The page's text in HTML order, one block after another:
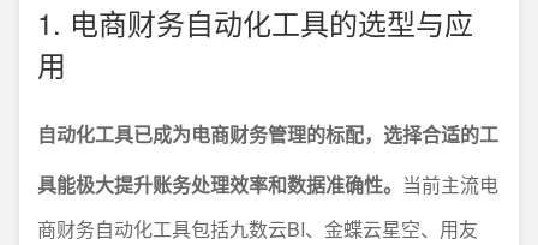
1. 电商财务自动化工具的选型与应
用
自动化工具已成为电商财务管理的标配，选择合适的工
具能极大提升账务处理效率和数据准确性。 当前主流电
商财务自动化工具包括九数云BI、金蝶云星空、用友